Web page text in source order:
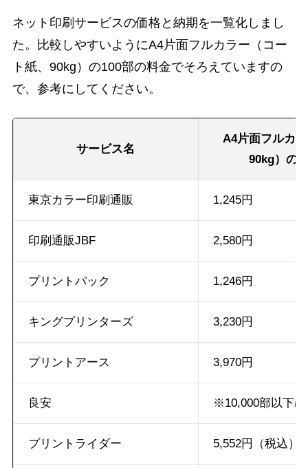
ネット印刷サービスの価格と納期を一覧化しまし
た。比較しやすいようにA4片面フルカラー（コー
ト紙、90kg）の100部の料金でそろえていますの
で、参考にしてください。
サービス名
A4片面フルカ
90kg）の
東京カラー印刷通販 1,245円
印刷通販JBF 2,580円
プリントパック 1,246円
キングプリンターズ 3,230円
プリントアース 3,970円
良安 ※10,000部以下
プリントライダー 5,552円（税込）